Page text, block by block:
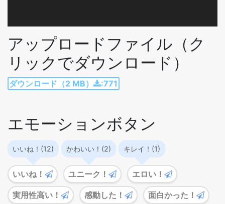
アップロードファイル（ク
リックでダウンロード）
ダウンロード（2 MB） :771
エモーションボタン
いいね！(12) かわいい！(2) キレイ！(1)
いいね！ ユニーク！ エロい！
実用性高い！ 感動した！ 面白かった！